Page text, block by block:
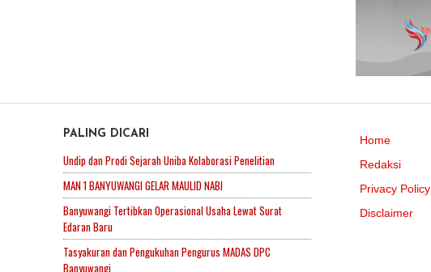
PALING DICARI
Undip dan Prodi Sejarah Uniba Kolaborasi Penelitian
MAN 1 BANYUWANGI GELAR MAULID NABI
Banyuwangi Tertibkan Operasional Usaha Lewat Surat
Edaran Baru
Tasyakuran dan Pengukuhan Pengurus MADAS DPC
Banyuwangi
Home
Redaksi
Privacy Policy
Disclaimer